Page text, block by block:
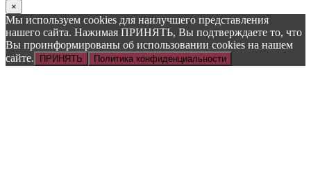
×
Мы используем cookies для наилучшего представления
нашего сайта. Нажимая ПРИНЯТЬ, Вы подтверждаете то, что
Вы проинформированы об использовании cookies на нашем
сайте.
ПРИНЯТЬ Политика конфиденциальности